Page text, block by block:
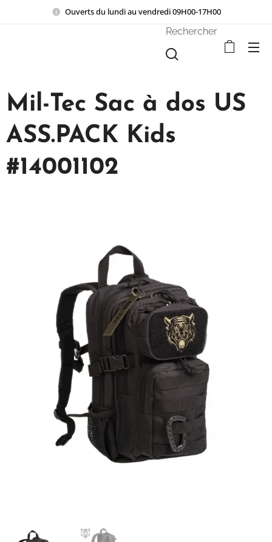
Ouverts du lundi au vendredi 09H00-17H00
Rechercher
Mil-Tec Sac à dos US
ASS.PACK Kids
#14001102